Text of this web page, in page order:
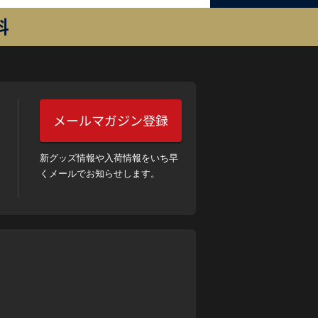
メールマガジン登録
新グッズ情報や入荷情報をいち早
くメールでお知らせします。